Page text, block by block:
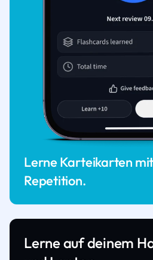
Lerne Karteikarten
Repetition.
Lerne auf deinem